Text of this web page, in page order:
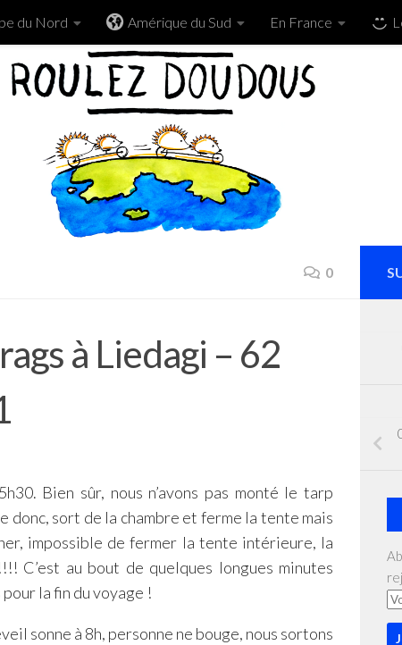
du Nord Amérique du Sud En France
0
à Liedagi – 62
Bien sûr, nous n’avons pas monté le tarp
donc, sort de la chambre et ferme la tente mais
impossible de fermer la tente intérieure, la
C’est au bout de quelques longues minutes
la fin du voyage !
sonne à 8h, personne ne bouge, nous sortons